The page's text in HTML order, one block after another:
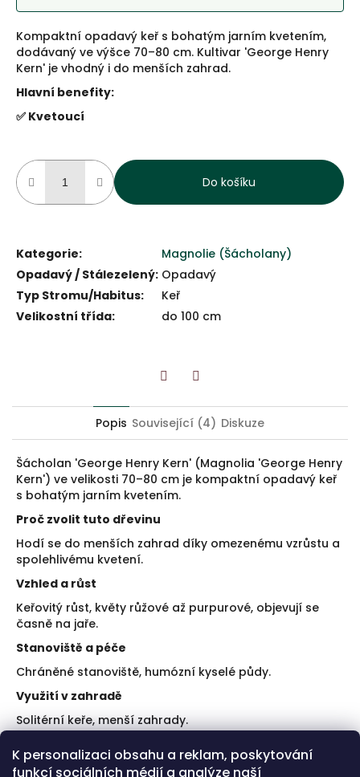
K personalizaci obsahu a reklam, poskytování
funkcí sociálních médií a analýze naší
Do košíku
Kompaktní opadavý keř s bohatým jarním kvetením,
dodávaný ve výšce 70–80 cm. Kultivar 'George Henry
Kern' je vhodný i do menších zahrad.
Hlavní benefity:
✅ Kvetoucí
Kategorie:
Magnolie (Šácholany)
Opadavý / Stálezelený: Opadavý
Typ Stromu/Habitus:
Keř
Velikostní třída: do 100 cm
Popis Související (4) Diskuze
Šácholan 'George Henry Kern' (Magnolia 'George Henry
Kern') ve velikosti 70–80 cm je kompaktní opadavý keř
s bohatým jarním kvetením.
Proč zvolit tuto dřevinu
Hodí se do menších zahrad díky omezenému vzrůstu a
spolehlivému kvetení.
Vzhled a růst
Keřovitý růst, květy růžové až purpurové, objevují se
časně na jaře.
Stanoviště a péče
Chráněné stanoviště, humózní kyselé půdy.
Využití v zahradě
Solitérní keře, menší zahrady.
Vyhněte se větrným polohám.